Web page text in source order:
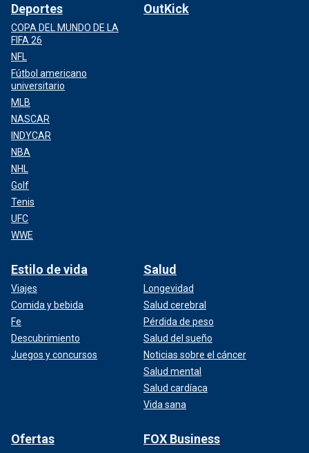
Deportes
COPA DEL MUNDO DE LA
FIFA 26
NFL
Fútbol americano
universitario
MLB
NASCAR
INDYCAR
NBA
NHL
Golf
Tenis
UFC
WWE
OutKick
Estilo de vida
Viajes
Comida y bebida
Fe
Descubrimiento
Juegos y concursos
Salud
Longevidad
Salud cerebral
Pérdida de peso
Salud del sueño
Noticias sobre el cáncer
Salud mental
Salud cardíaca
Vida sana
Ofertas FOX Business